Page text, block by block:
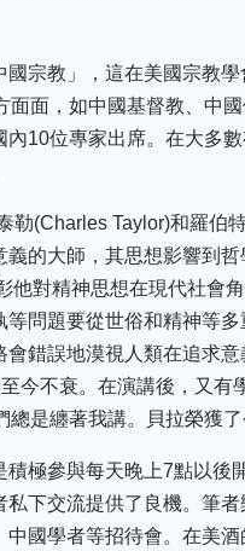
宗教」，這在美國宗教
面，如中國基督教、中
10位專家出席。在大多
勒(Charles Taylor)和羅伯
的大師，其思想影響到
他對精神思想在現代社會
問題要從世俗和精神等
錯誤地漠視人類在追求
今不衰。在演講後，又有
是纏著我講。貝拉榮獲了
極參與每天晚上7點以後
下交流提供了良機。筆
國學者等招待會。在美